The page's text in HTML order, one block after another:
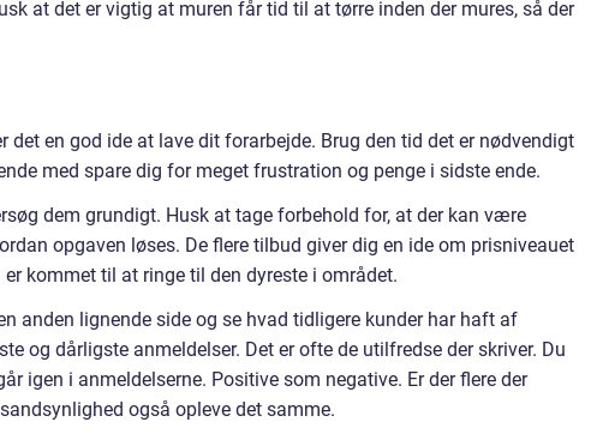
at det er vigtig at muren får tid til at tørre inden der mures, så der
det en god ide at lave dit forarbejde. Brug den tid det er nødvendigt
med spare dig for meget frustration og penge i sidste ende.
dem grundigt. Husk at tage forbehold for, at der kan være
opgaven løses. De flere tilbud giver dig en ide om prisniveauet
kommet til at ringe til den dyreste i området.
anden lignende side og se hvad tidligere kunder har haft af
og dårligste anmeldelser. Det er ofte de utilfredse der skriver. Du
igen i anmeldelserne. Positive som negative. Er der flere der
også opleve det samme.